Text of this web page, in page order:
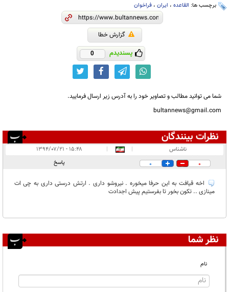
برچسب ها: القاعده ، ایران ، فراخوان
گزارش خطا
پسندیدم 0
شما می توانید مطالب و تصاویر خود را به آدرس زیر ارسال فرمایید.
bultannews@gmail.com
نظرات بینندگان
در انتظار بررسی:
ناشناس |
|
۱۵:۴۸ - ۱۳۹۴/۰۷/۲۱
0
0 پاسخ
اخه قیافت به این حرفا میخوره . نیروشو داری . ارتش درستی داری به چی ات
مینازی .. تکون بخور تا بفرستیم پیش اجدادت
نظر شما
نام